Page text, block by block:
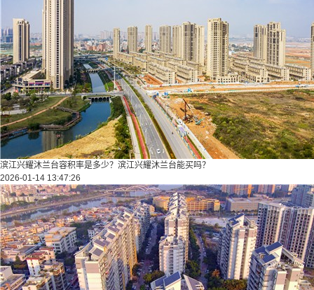
滨江兴耀沐兰台容积率是多少？滨江兴耀沐兰台能买吗？
2026-01-14 13:47:26